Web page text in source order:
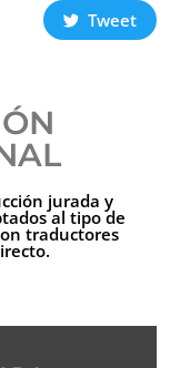
Tweet
jurada y
al tipo de
traductores